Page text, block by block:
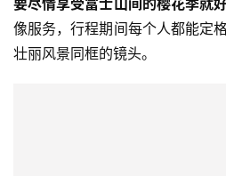
要尽情享受富士山间的樱花季就
像服务，行程期间每个人都能定
壮丽风景同框的镜头。